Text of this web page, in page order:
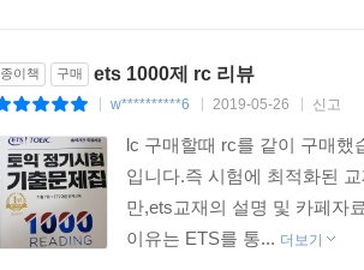
종이책 구매 ets 1000제 rc 리뷰
w**********6 2019-05-26 신고
lc 구매할때 rc를 같이 구매했
입니다.즉 시험에 최적화된
만,ets교재의 설명 및 카페자
이유는 ETS를 통... 더보기